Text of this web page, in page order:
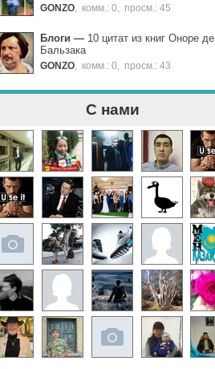
GONZO комм.: 0 просм.: 45
Блоги — 10 цитат из книг Оноре де
Бальзака
GONZO комм.: 0 просм.: 43
С нами